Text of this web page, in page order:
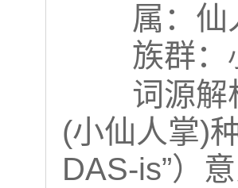
属：仙
族群：
词源解
(小仙人掌)
DAS-is”）